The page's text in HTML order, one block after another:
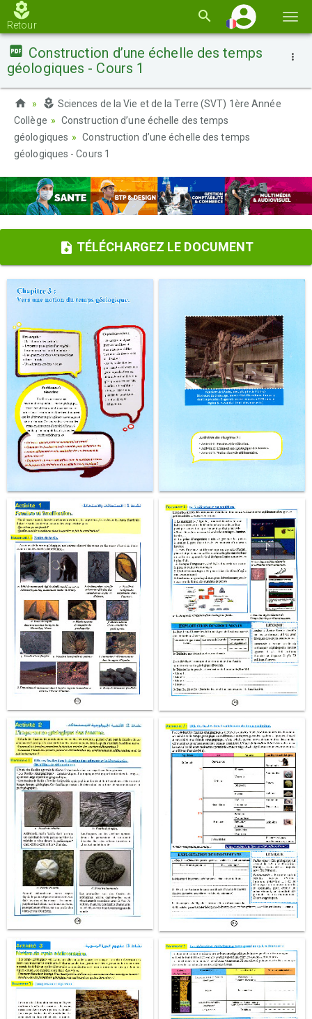
la
Retour
Construction d’une échelle des temps
géologiques - Cours 1
Sciences de la Vie et de la Terre (SVT) 1ère Année
Collège
Construction d’une échelle des temps
géologiques
Construction d’une échelle des temps
géologiques - Cours 1
TÉLÉCHARGEZ LE DOCUMENT